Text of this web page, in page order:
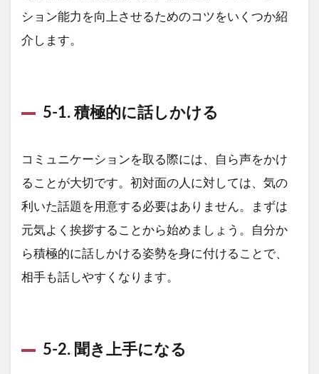
ション能力を向上させるためのコツをいくつか紹
介します。
5-1. 積極的に話しかける
コミュニケーションを取る際には、自ら声をかけ
ることが大切です。初対面の人に対しては、気の
利いた話題を用意する必要はありません。まずは
元気よく挨拶することから始めましょう。自分か
ら積極的に話しかける姿勢を身に付けることで、
相手も話しやすくなります。
5-2. 聞き上手になる